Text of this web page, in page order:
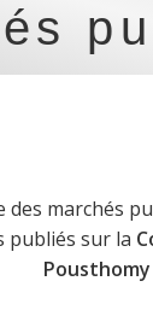
des marchés
publiés sur la
Pousthomy